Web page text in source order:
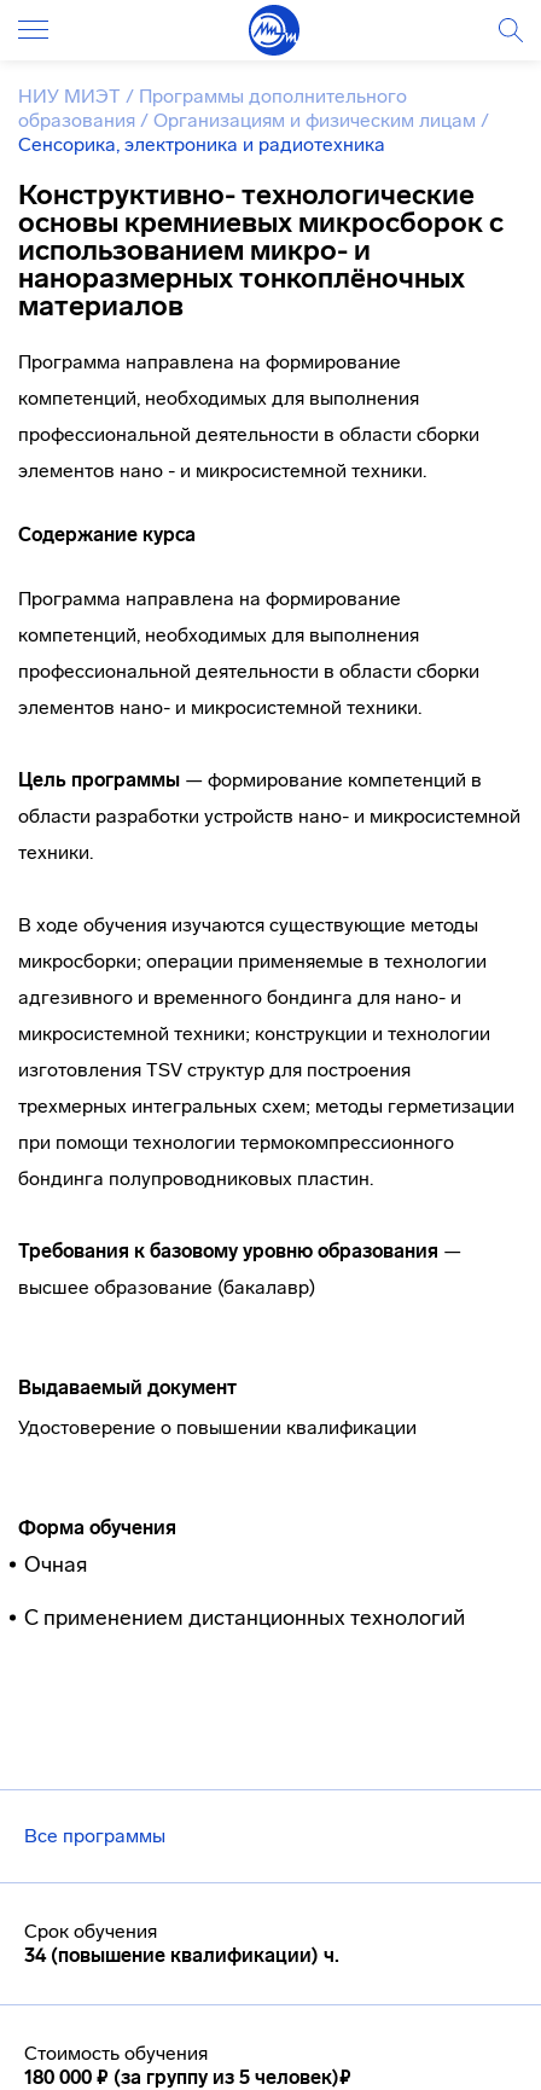
Все программы
Срок обучения
34 (повышение квалификации) ч.
Стоимость обучения
180 000 ₽ (за группу из 5 человек)₽
НИУ МИЭТ / Программы дополнительного
образования / Организациям и физическим лицам /
Сенсорика, электроника и радиотехника
Конструктивно- технологические
основы кремниевых микросборок с
использованием микро- и
наноразмерных тонкоплёночных
материалов
Программа направлена на формирование
компетенций, необходимых для выполнения
профессиональной деятельности в области сборки
элементов нано - и микросистемной техники.
Содержание курса
Программа направлена на формирование
компетенций, необходимых для выполнения
профессиональной деятельности в области сборки
элементов нано- и микросистемной техники.
Цель программы — формирование компетенций в
области разработки устройств нано- и микросистемной
техники.
В ходе обучения изучаются существующие методы
микросборки; операции применяемые в технологии
адгезивного и временного бондинга для нано- и
микросистемной техники; конструкции и технологии
изготовления TSV структур для построения
трехмерных интегральных схем; методы герметизации
при помощи технологии термокомпрессионного
бондинга полупроводниковых пластин.
Требования к базовому уровню образования —
высшее образование (бакалавр)
Выдаваемый документ
Удостоверение о повышении квалификации
Форма обучения
Очная
С применением дистанционных технологий